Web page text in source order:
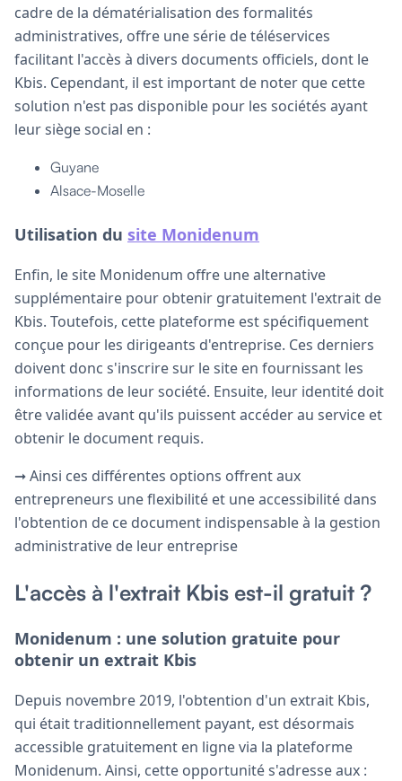
cadre de la dématérialisation des formalités
administratives, offre une série de téléservices
facilitant l'accès à divers documents officiels, dont le
Kbis. Cependant, il est important de noter que cette
solution n'est pas disponible pour les sociétés ayant
leur siège social en :
Guyane
Alsace-Moselle
Utilisation du site Monidenum
Enfin, le site Monidenum offre une alternative
supplémentaire pour obtenir gratuitement l'extrait de
Kbis. Toutefois, cette plateforme est spécifiquement
conçue pour les dirigeants d'entreprise. Ces derniers
doivent donc s'inscrire sur le site en fournissant les
informations de leur société. Ensuite, leur identité doit
être validée avant qu'ils puissent accéder au service et
obtenir le document requis.
➞ Ainsi ces différentes options offrent aux
entrepreneurs une flexibilité et une accessibilité dans
l'obtention de ce document indispensable à la gestion
administrative de leur entreprise
L'accès à l'extrait Kbis est-il gratuit ?
Monidenum : une solution gratuite pour
obtenir un extrait Kbis
Depuis novembre 2019, l'obtention d'un extrait Kbis,
qui était traditionnellement payant, est désormais
accessible gratuitement en ligne via la plateforme
Monidenum. Ainsi, cette opportunité s'adresse aux :